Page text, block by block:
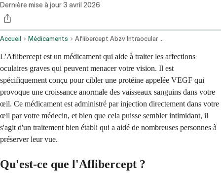
Dernière mise à jour3 avril 2026
Accueil Médicaments Aflibercept Abzv Intraocular Route
L'Aflibercept est un médicament qui aide à traiter les affections
oculaires graves qui peuvent menacer votre vision. Il est
spécifiquement conçu pour cibler une protéine appelée VEGF qui
provoque une croissance anormale des vaisseaux sanguins dans votre
œil. Ce médicament est administré par injection directement dans votre
œil par votre médecin, et bien que cela puisse sembler intimidant, il
s'agit d'un traitement bien établi qui a aidé de nombreuses personnes à
préserver leur vue.
Qu'est-ce que l'Aflibercept ?